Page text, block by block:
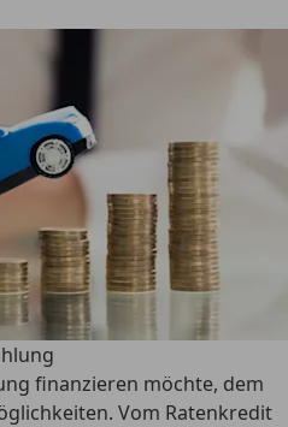
finanzieren möchte, dem
Vom Ratenkredit